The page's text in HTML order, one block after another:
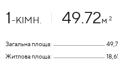
1-КІМН. 49.72м 2
Загальна площа:
Житлова площа: